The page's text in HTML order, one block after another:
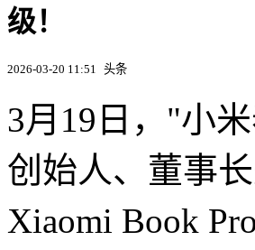
级！
2026-03-20 11:51 头条
3月19日，"小
创始人、董事
Xiaomi Book